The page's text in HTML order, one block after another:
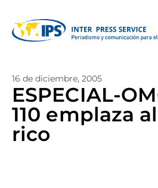
16 de diciembre, 2005
ESPECIAL-
110 emplaza
rico